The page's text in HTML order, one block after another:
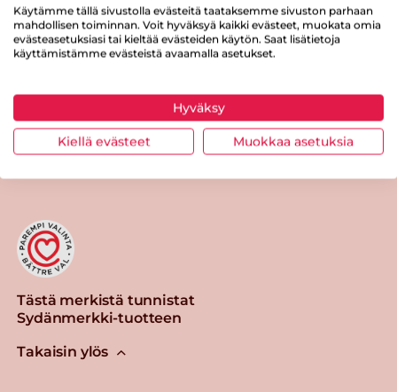
Suolaa 0.2 g
Tulosta sivu Jaa tuote
Tästä merkistä tunnistat
Sydänmerkki-tuotteen
Takaisin ylös
Käytämme tällä sivustolla evästeitä taataksemme sivuston parhaan
mahdollisen toiminnan. Voit hyväksyä kaikki evästeet, muokata omia
evästeasetuksiasi tai kieltää evästeiden käytön. Saat lisätietoja
käyttämistämme evästeistä avaamalla asetukset.
Hyväksy
Kiellä evästeet Muokkaa asetuksia